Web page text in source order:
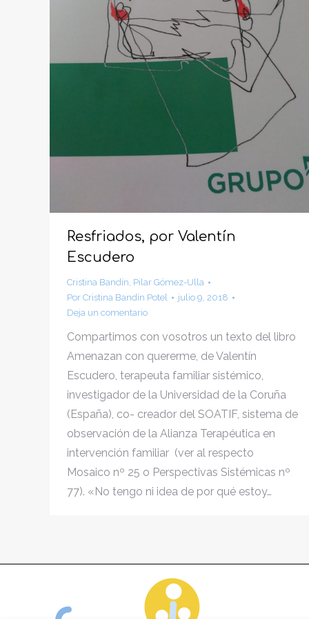
Resfriados, por Valentín
Escudero
Cristina Bandín Pilar Gómez-Ulla
Por Cristina Bandín Potel
julio 9, 2018
Deja un comentario
Compartimos con vosotros un texto del libro
Amenazan con quererme, de Valentín
Escudero, terapeuta familiar sistémico,
investigador de la Universidad de la Coruña
(España), co- creador del SOATIF, sistema de
observación de la Alianza Terapéutica en
intervención familiar (ver al respecto
Mosaico nº 25 o Perspectivas Sistémicas nº
77). «No tengo ni idea de por qué estoy…